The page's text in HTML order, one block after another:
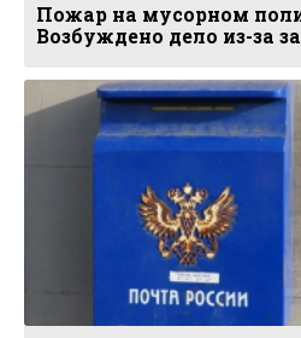
Пожар на мусорном
Возбуждено дело из-за